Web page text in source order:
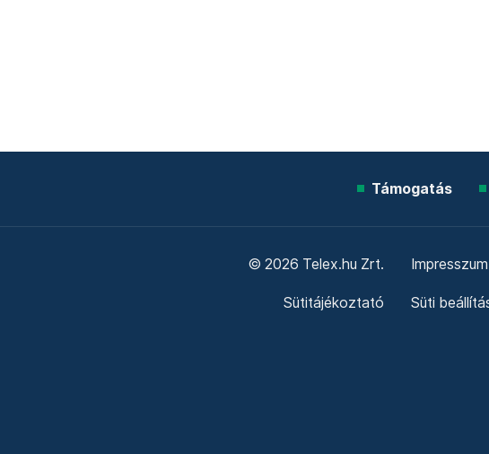
Támogatás
© 2026 Telex.hu Zrt. Impresszum
Sütitájékoztató Süti